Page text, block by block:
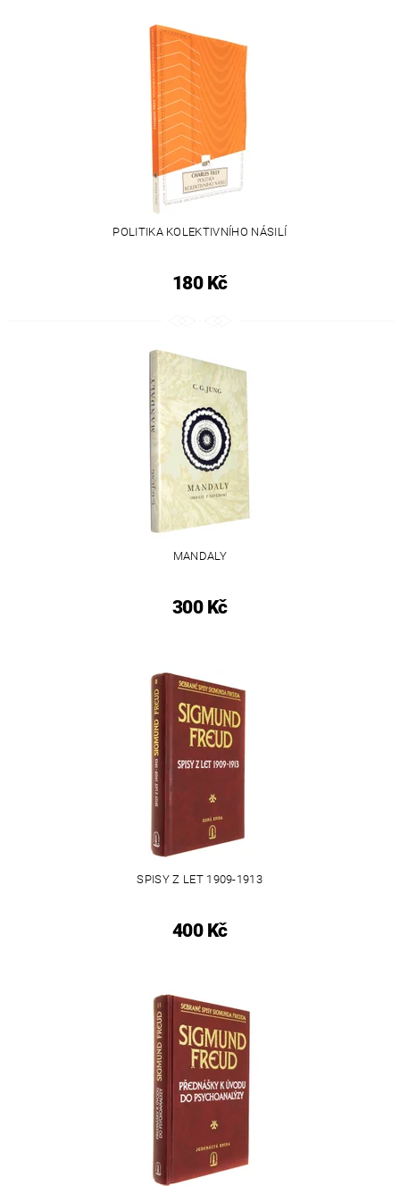
POLITIKA KOLEKTIVNÍHO NÁSILÍ
180 Kč
MANDALY
300 Kč
SPISY Z LET 1909-1913
400 Kč